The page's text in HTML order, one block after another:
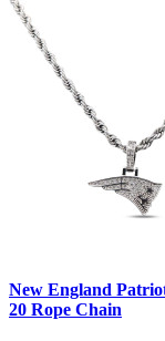
New England
20 Rope Chain